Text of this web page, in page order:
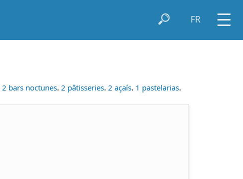
FR
2 bars noctunes. 2 pâtisseries. 2 açaís. 1 pastelarias.